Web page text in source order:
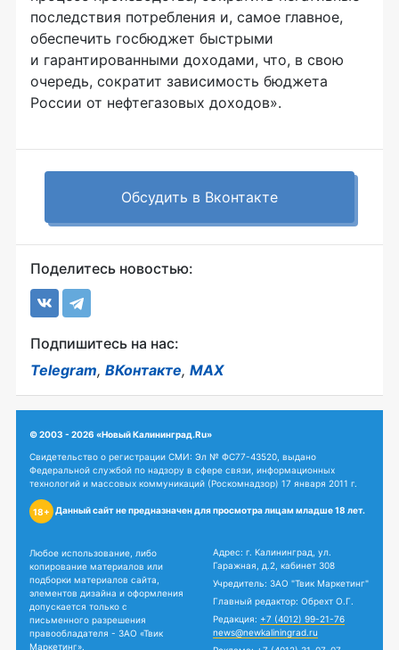
последствия потребления и, самое главное,
обеспечить госбюджет быстрыми
и гарантированными доходами, что, в свою
очередь, сократит зависимость бюджета
России от нефтегазовых доходов».
Обсудить в Вконтакте
Поделитесь новостью:
Подпишитесь на нас:
Telegram, ВКонтакте, MAX
© 2003 - 2026 «Новый Калининград.Ru»
Свидетельство о регистрации СМИ: Эл № ФС77-43520, выдано
Федеральной службой по надзору в сфере связи, информационных
технологий и массовых коммуникаций (Роскомнадзор) 17 января 2011 г.
18+ Данный сайт не предназначен для просмотра лицам младше 18 лет.
Любое использование, либо
копирование материалов или
подборки материалов сайта,
элементов дизайна и оформления
допускается только с
письменного разрешения
правообладателя - ЗАО «Твик
Маркетинг».
Адрес: г. Калининград, ул.
Гаражная, д.2, кабинет 308
Учредитель: ЗАО "Твик Маркетинг"
Главный редактор: Обрехт О.Г.
Редакция: +7 (4012) 99-21-76
news@newkaliningrad.ru